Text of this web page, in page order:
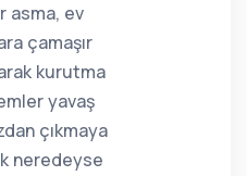
asma, ev
çamaşır
kurutma
yavaş
çıkmaya
neredeyse